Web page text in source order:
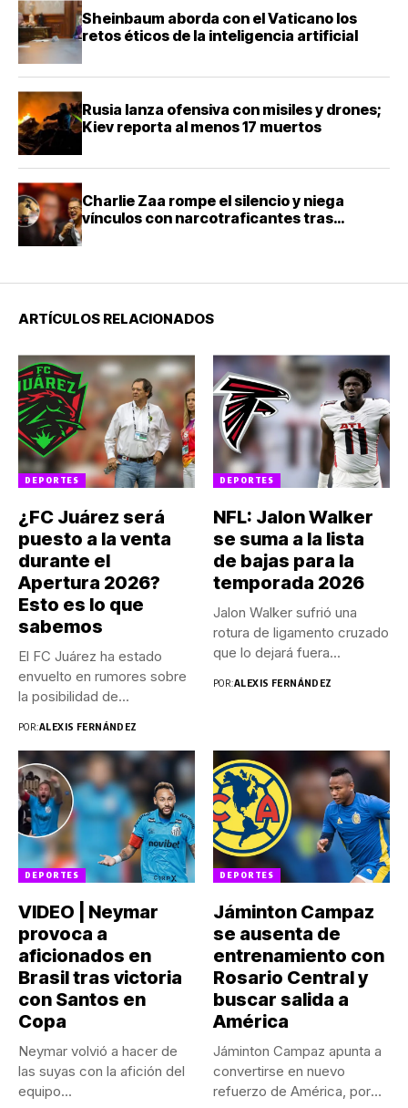
Sheinbaum aborda con el Vaticano los
retos éticos de la inteligencia artificial
Rusia lanza ofensiva con misiles y drones;
Kiev reporta al menos 17 muertos
Charlie Zaa rompe el silencio y niega
vínculos con narcotraficantes tras
ARTÍCULOS RELACIONADOS
DEPORTES
¿FC Juárez será
puesto a la venta
durante el
Apertura 2026?
Esto es lo que
sabemos
El FC Juárez ha estado
envuelto en rumores sobre
la posibilidad de...
POR:ALEXIS FERNÁNDEZ
DEPORTES
NFL: Jalon Walker
se suma a la lista
de bajas para la
temporada 2026
Jalon Walker sufrió una
rotura de ligamento cruzado
que lo dejará fuera...
POR:ALEXIS FERNÁNDEZ
DEPORTES
VIDEO | Neymar
provoca a
aficionados en
Brasil tras victoria
con Santos en
Copa
Neymar volvió a hacer de
las suyas con la afición del
equipo...
DEPORTES
Jáminton Campaz
se ausenta de
entrenamiento con
Rosario Central y
buscar salida a
América
Jáminton Campaz apunta a
convertirse en nuevo
refuerzo de América, por